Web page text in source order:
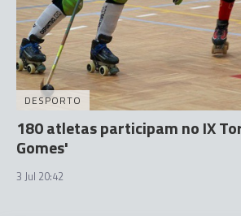
DESPORTO
180 atletas participam no IX
Gomes'
3 Jul 20:42